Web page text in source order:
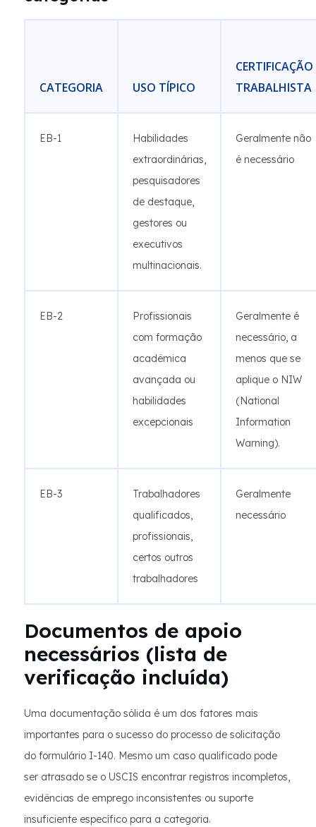
CATEGORIA USO TÍPICO
CERTIFICAÇÃO
TRABALHISTA
EB-1
Habilidades
extraordinárias,
pesquisadores
de destaque,
gestores ou
executivos
multinacionais.
Geralmente não
é necessário
EB-2
Profissionais
com formação
acadêmica
avançada ou
habilidades
excepcionais
Geralmente é
necessário, a
menos que se
aplique o NIW
(National
Information
Warning).
EB-3
Trabalhadores
qualificados,
profissionais,
certos outros
trabalhadores
Geralmente
necessário
Documentos de apoio
necessários (lista de
verificação incluída)
Uma documentação sólida é um dos fatores mais
importantes para o sucesso do processo de solicitação
do formulário I-140. Mesmo um caso qualificado pode
ser atrasado se o USCIS encontrar registros incompletos,
evidências de emprego inconsistentes ou suporte
insuficiente específico para a categoria.